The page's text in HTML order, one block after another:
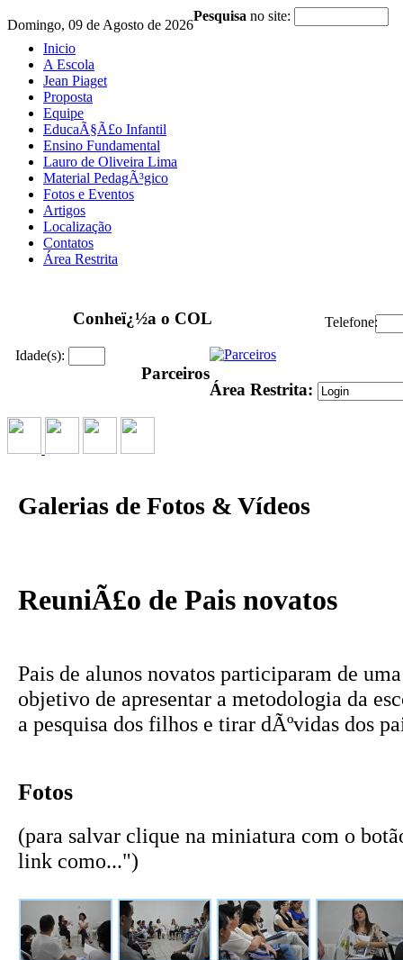
Domingo, 09 de Agosto de 2026
Pesquisa no site:
Inicio
A Escola
Jean Piaget
Proposta
Equipe
EducaÃ§Ã£o Infantil
Ensino Fundamental
Lauro de Oliveira Lima
Material PedagÃ³gico
Fotos e Eventos
Artigos
Localização
Contatos
Área Restrita
Conheï¿½a o COL Telefone:
Idade(s):
Parceiros
Área Restrita:
Galerias de Fotos & Vídeos
ReuniÃ£o de Pais novatos
Pais de alunos novatos participaram de
objetivo de apresentar a metodologia da
a pesquisa dos filhos e tirar dÃºvidas dos
Fotos
(para salvar clique na miniatura com o
link como...")